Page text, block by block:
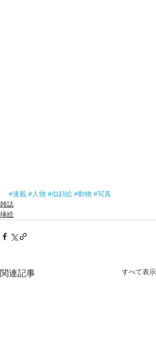
#連載 #人物 #似顔絵 #動物 #写真
雑誌
挿絵
関連記事 すべて表示